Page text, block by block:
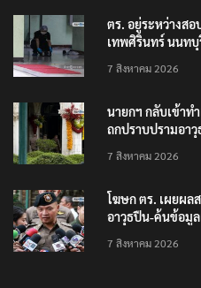
ตร. อยู่ระหว่างสอ
เทพศิรินทร์ นนทบุ
7 สิงหาคม 2026
นายกฯ กลับเข้าท
ถกปราบปรามอา
7 สิงหาคม 2026
โฆษก ตร. เผยผล
อาวุธปืน-ค้นข้อมู
7 สิงหาคม 2026